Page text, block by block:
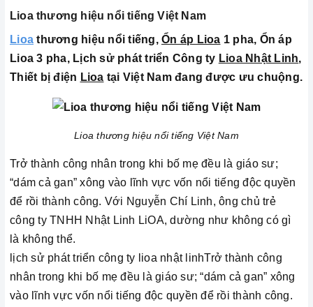
Lioa thương hiệu nổi tiếng Việt Nam
Lioa thương hiệu nổi tiếng, Ổn áp Lioa 1 pha, Ổn áp
Lioa 3 pha, Lịch sử phát triển Công ty Lioa Nhật Linh,
Thiết bị điện Lioa tại Việt Nam đang được ưu chuộng.
Lioa thương hiệu nổi tiếng Việt Nam
Trở thành công nhân trong khi bố mẹ đều là giáo sư;
“dám cả gan” xông vào lĩnh vực vốn nổi tiếng độc quyền
để rồi thành công. Với Nguyễn Chí Linh, ông chủ trẻ
công ty TNHH Nhật Linh LiOA, dường như không có gì
là không thể.
lịch sử phát triển công ty lioa nhật linhTrở thành công
nhân trong khi bố mẹ đều là giáo sư; “dám cả gan” xông
vào lĩnh vực vốn nổi tiếng độc quyền để rồi thành công.